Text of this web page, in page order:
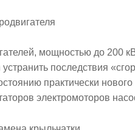
мощностью до 200
последствия
практически
электромоторов